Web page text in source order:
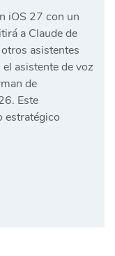
iOS 27 con un
a Claude de
asistentes
asistente de voz
de
Este
estratégico